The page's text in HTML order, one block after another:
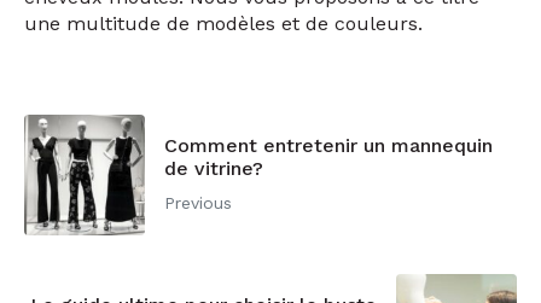
un look particulier
votre mannequin, tête œuf ou
de vitrine?